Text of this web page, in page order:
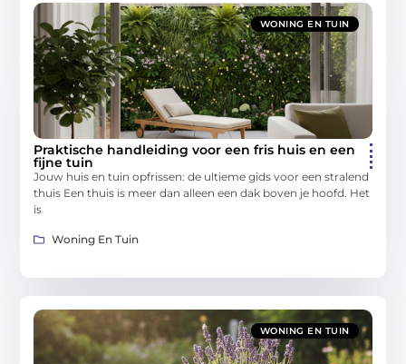
WONING EN TUIN
Praktische handleiding voor een fris huis en een
fijne tuin
Jouw huis en tuin opfrissen: de ultieme gids voor een stralend
thuis Een thuis is meer dan alleen een dak boven je hoofd. Het
is
Woning En Tuin
WONING EN TUIN